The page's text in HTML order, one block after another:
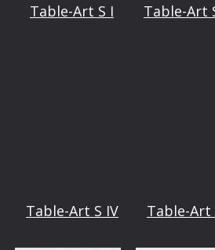
Table-Art S I Table-Art
Table-Art S IV Table-Art